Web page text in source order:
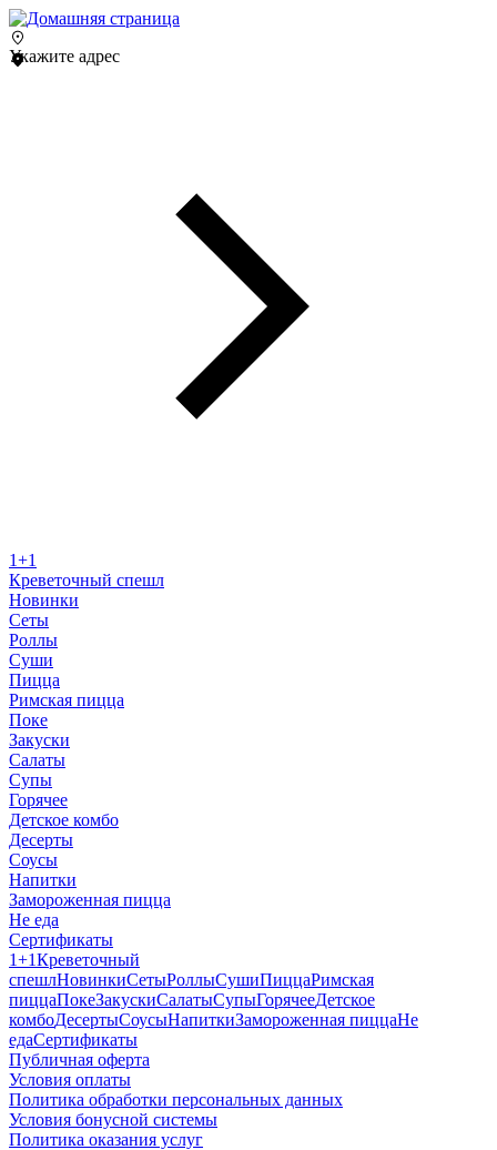
Укажите адрес
1+1
Креветочный спешл
Новинки
Сеты
Роллы
Суши
Пицца
Римская пицца
Поке
Закуски
Салаты
Супы
Горячее
Детское комбо
Десерты
Соусы
Напитки
Замороженная пицца
Не еда
Сертификаты
1+1Креветочный
спешлНовинкиСетыРоллыСушиПиццаРимская
пиццаПокеЗакускиСалатыСупыГорячееДетское
комбоДесертыСоусыНапиткиЗамороженная пиццаНе
едаСертификаты
Публичная оферта
Условия оплаты
Политика обработки персональных данных
Условия бонусной системы
Политика оказания услуг